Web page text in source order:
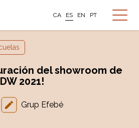
CA ES EN PT
del showroom de
2021!
Grup Efebé